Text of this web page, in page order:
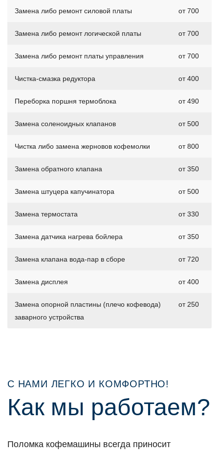
Замена либо ремонт силовой платы от 700
Замена либо ремонт логической платы от 700
Замена либо ремонт платы управления от 700
Чистка-смазка редуктора от 400
Переборка поршня термоблока от 490
Замена соленоидных клапанов от 500
Чистка либо замена жерновов кофемолки от 800
Замена обратного клапана от 350
Замена штуцера капучинатора от 500
Замена термостата от 330
Замена датчика нагрева бойлера от 350
Замена клапана вода-пар в сборе от 720
Замена дисплея от 400
Замена опорной пластины (плечо кофевода)
заварного устройства
от 250
С НАМИ ЛЕГКО И КОМФОРТНО!
Как мы работаем?
Поломка кофемашины всегда приносит